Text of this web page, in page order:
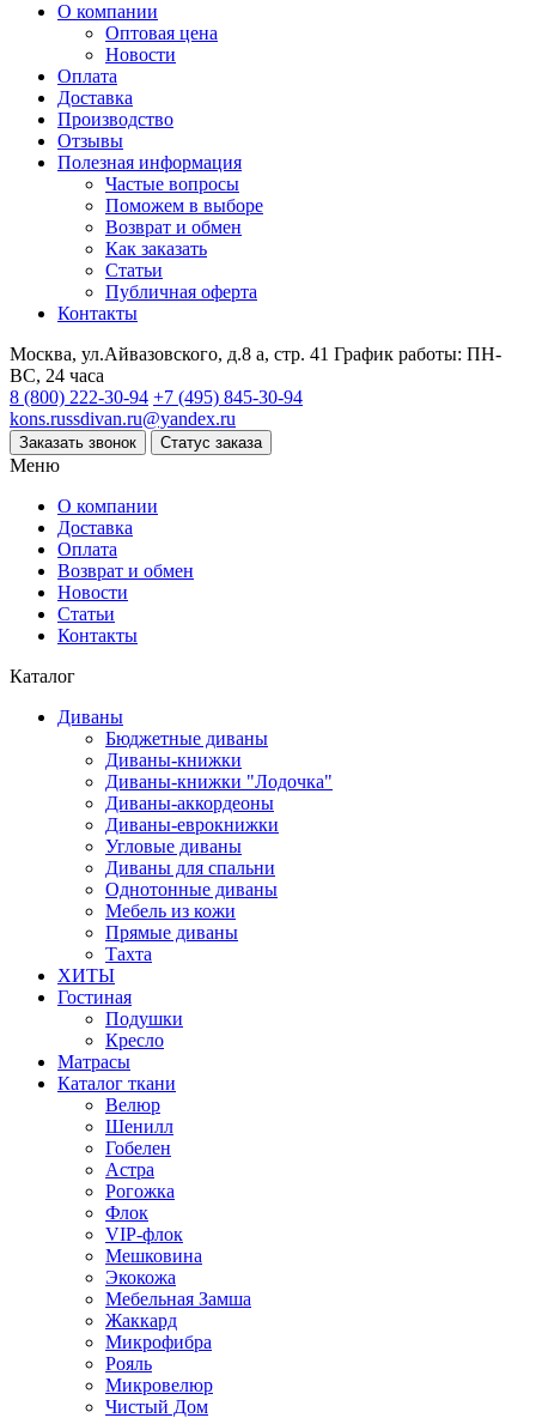
О компании
Оптовая цена
Новости
Оплата
Доставка
Производство
Отзывы
Полезная информация
Частые вопросы
Поможем в выборе
Возврат и обмен
Как заказать
Статьи
Публичная оферта
Контакты
Москва, ул.Айвазовского, д.8 а, стр. 41 График работы: ПН-
ВС, 24 часа
8 (800) 222-30-94 +7 (495) 845-30-94
kons.russdivan.ru@yandex.ru
Заказать звонок Статус заказа
Меню
О компании
Доставка
Оплата
Возврат и обмен
Новости
Статьи
Контакты
Каталог
Диваны
Бюджетные диваны
Диваны-книжки
Диваны-книжки "Лодочка"
Диваны-аккордеоны
Диваны-еврокнижки
Угловые диваны
Диваны для спальни
Однотонные диваны
Мебель из кожи
Прямые диваны
Тахта
ХИТЫ
Гостиная
Подушки
Кресло
Матрасы
Каталог ткани
Велюр
Шенилл
Гобелен
Астра
Рогожка
Флок
VIP-флок
Мешковина
Экокожа
Мебельная Замша
Жаккард
Микрофибра
Рояль
Микровелюр
Чистый Дом